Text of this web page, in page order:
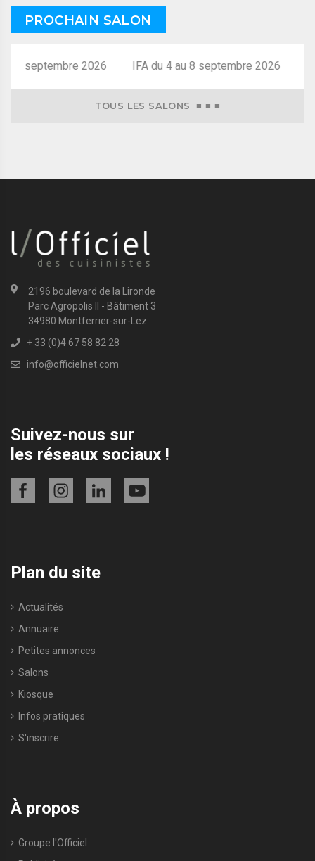
PROCHAIN SALON
8 septembre 2026
TOUS LES SALONS ■ ■ ■
2196 boulevard de la Lironde
Parc Agropolis II - Bâtiment 3
34980 Montferrier-sur-Lez
+ 33 (0)4 67 58 82 28
info@officielnet.com
Suivez-nous sur
les réseaux sociaux !
Plan du site
Actualités
Annuaire
Petites annonces
Salons
Kiosque
Infos pratiques
S'inscrire
À propos
Groupe l'Officiel